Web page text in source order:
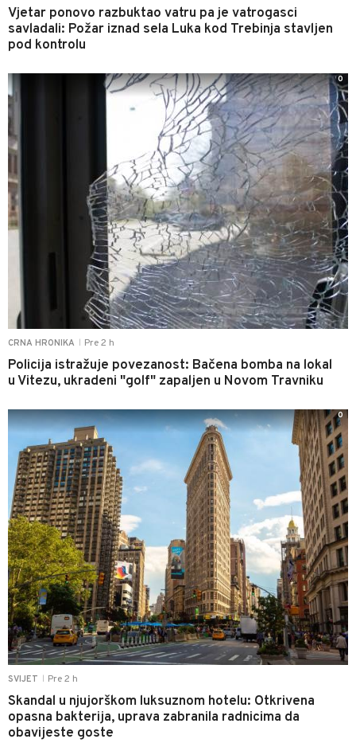
Vjetar ponovo razbuktao vatru pa je vatrogasci
savladali: Požar iznad sela Luka kod Trebinja stavljen
pod kontrolu
CRNA HRONIKA Pre 2 h
Policija istražuje povezanost: Bačena bomba na lokal
u Vitezu, ukradeni "golf" zapaljen u Novom Travniku
0
SVIJET Pre 2 h
Skandal u njujorškom luksuznom hotelu: Otkrivena
opasna bakterija, uprava zabranila radnicima da
obavijeste goste
0